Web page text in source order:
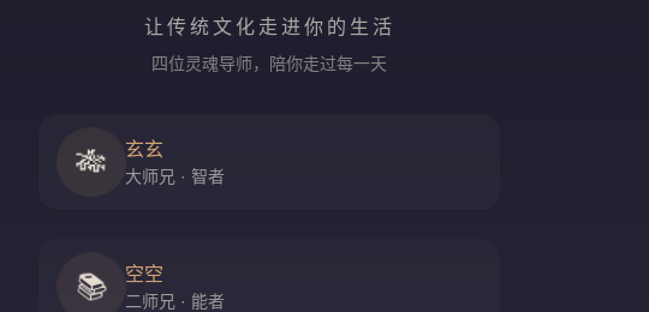
让传统文化走进你的生活
四位灵魂导师，陪你走过每一天
🎋 玄玄
大师兄 · 智者
📚 空空
二师兄 · 能者